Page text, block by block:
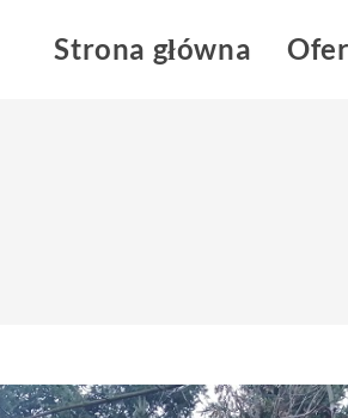
Strona główna